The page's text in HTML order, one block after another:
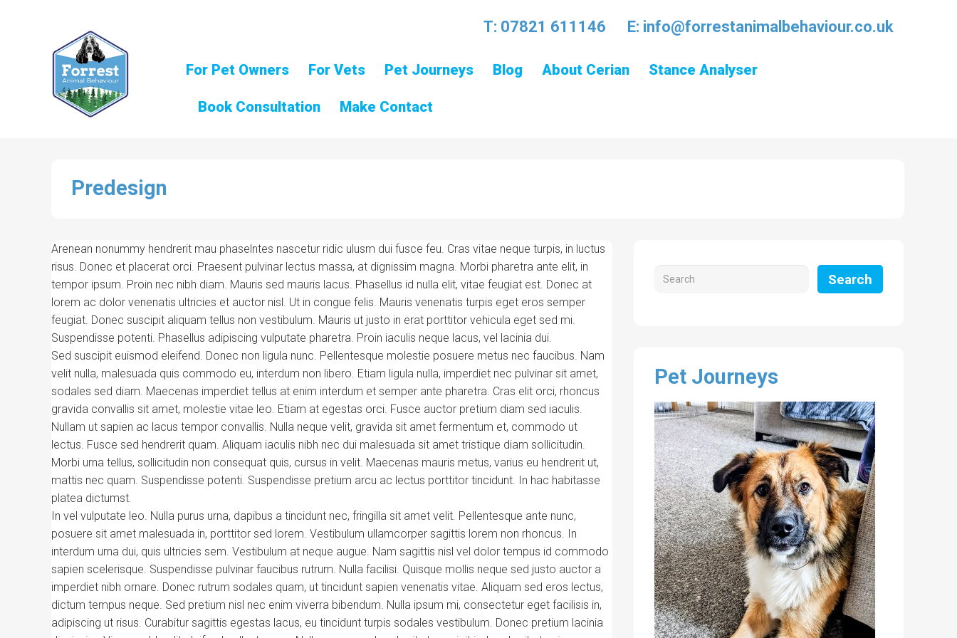
T: 07821 611146 E: info@forrestanimalbehaviour.co.uk
For Pet Owners For Vets Pet Journeys Blog About Cerian Stance Analyser
Book Consultation Make Contact
Predesign
Arenean nonummy hendrerit mau phaselntes nascetur ridic ulusm dui fusce feu. Cras vitae neque turpis, in luctus
risus. Donec et placerat orci. Praesent pulvinar lectus massa, at dignissim magna. Morbi pharetra ante elit, in
tempor ipsum. Proin nec nibh diam. Mauris sed mauris lacus. Phasellus id nulla elit, vitae feugiat est. Donec at
lorem ac dolor venenatis ultricies et auctor nisl. Ut in congue felis. Mauris venenatis turpis eget eros semper
feugiat. Donec suscipit aliquam tellus non vestibulum. Mauris ut justo in erat porttitor vehicula eget sed mi.
Suspendisse potenti. Phasellus adipiscing vulputate pharetra. Proin iaculis neque lacus, vel lacinia dui.
Sed suscipit euismod eleifend. Donec non ligula nunc. Pellentesque molestie posuere metus nec faucibus. Nam
velit nulla, malesuada quis commodo eu, interdum non libero. Etiam ligula nulla, imperdiet nec pulvinar sit amet,
sodales sed diam. Maecenas imperdiet tellus at enim interdum et semper ante pharetra. Cras elit orci, rhoncus
gravida convallis sit amet, molestie vitae leo. Etiam at egestas orci. Fusce auctor pretium diam sed iaculis.
Nullam ut sapien ac lacus tempor convallis. Nulla neque velit, gravida sit amet fermentum et, commodo ut
lectus. Fusce sed hendrerit quam. Aliquam iaculis nibh nec dui malesuada sit amet tristique diam sollicitudin.
Morbi urna tellus, sollicitudin non consequat quis, cursus in velit. Maecenas mauris metus, varius eu hendrerit ut,
mattis nec quam. Suspendisse potenti. Suspendisse pretium arcu ac lectus porttitor tincidunt. In hac habitasse
platea dictumst.
In vel vulputate leo. Nulla purus urna, dapibus a tincidunt nec, fringilla sit amet velit. Pellentesque ante nunc,
posuere sit amet malesuada in, porttitor sed lorem. Vestibulum ullamcorper sagittis lorem non rhoncus. In
interdum urna dui, quis ultricies sem. Vestibulum at neque augue. Nam sagittis nisl vel dolor tempus id commodo
sapien scelerisque. Suspendisse pulvinar faucibus rutrum. Nulla facilisi. Quisque mollis neque sed justo auctor a
imperdiet nibh ornare. Donec rutrum sodales quam, ut tincidunt sapien venenatis vitae. Aliquam sed eros lectus,
dictum tempus neque. Sed pretium nisl nec enim viverra bibendum. Nulla ipsum mi, consectetur eget facilisis in,
adipiscing ut risus. Curabitur sagittis egestas lacus, eu tincidunt turpis sodales vestibulum. Donec pretium lacinia
Search
Pet Journeys